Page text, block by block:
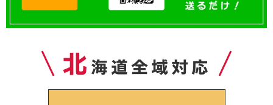
北 海道全域対応